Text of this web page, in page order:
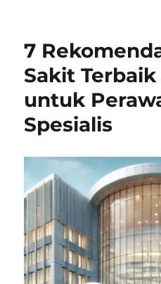
7
Sakit
untuk
Spesialis